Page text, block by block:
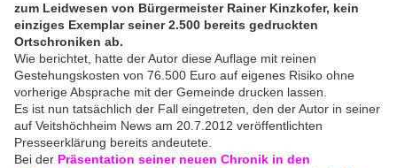
zum Leidwesen von Bürgermeister Rainer Kinzkofer, kein
einziges Exemplar seiner 2.500 bereits gedruckten
Ortschroniken ab.
Wie berichtet, hatte der Autor diese Auflage mit reinen
Gestehungskosten von 76.500 Euro auf eigenes Risiko ohne
vorherige Absprache mit der Gemeinde drucken lassen.
Es ist nun tatsächlich der Fall eingetreten, den der Autor in seiner
auf Veitshöchheim News am 20.7.2012 veröffentlichten
Presseerklärung bereits andeutete.
Bei der Präsentation seiner neuen Chronik in den